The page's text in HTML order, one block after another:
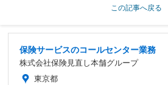
この記事へ戻る
保険サービスのコールセンター業務
株式会社保険見直し本舗グループ
東京都